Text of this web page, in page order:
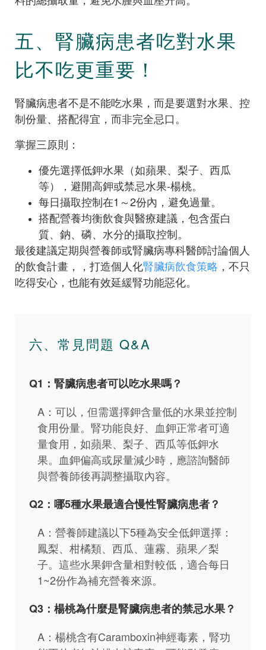
五、腎臟病患者吃對水果
比不吃更重要！
腎臟病患者不是不能吃水果，而是要選對水果、控
制份量、搭配得宜，而非完全忌口。
掌握三原則：
優先選擇低鉀水果（如蘋果、梨子、西瓜
等），避開高鉀或禁忌水果-楊桃。
每日攝取控制在1～2份內，避免過量。
搭配營養均衡飲食與醫療建議，包含蛋白
質、鈉、磷、水分的攝取控制。
最後建議定期與營養師或腎臟病專科醫師討論個人
的飲食計畫，，打造個人化腎臟病飲食策略 ，不只
吃得安心，也能有效延緩腎功能惡化。
六、常見問題 Q&A
Q1：腎臟病患者可以吃水果嗎？
A：可以，但需選擇鉀含量低的水果並控制
食用份量。腎功能良好、血鉀正常者可適
量食用，如蘋果、梨子、西瓜等低鉀水
果。血鉀偏高或尿量減少時，應諮詢醫師
與營養師後再調整攝取內容。
Q2：哪5種水果最適合慢性腎臟病患者？
A：營養師建議以下5種為安全低鉀選擇：
鳳梨、柑橘類、西瓜、蓮霧、蘋果／梨
子。這些水果鉀含量相對較低，適合每日
1~2份作為補充營養來源。
Q3：楊桃為什麼是腎臟病患者的禁忌水果？
A：楊桃含有Caramboxin神經毒素，腎功